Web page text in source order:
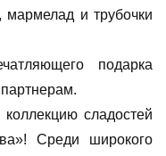
мармелад и трубочки
подарка
сладостей
Среди широкого